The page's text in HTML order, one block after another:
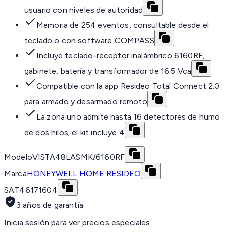
usuario con niveles de autoridad
Memoria de 254 eventos, consultable desde el
teclado o con software COMPASS
Incluye teclado-receptor inalámbrico 6160RF,
gabinete, batería y transformador de 16.5 Vca
Compatible con la app Resideo Total Connect 2.0
para armado y desarmado remoto
La zona uno admite hasta 16 detectores de humo
de dos hilos; el kit incluye 4
ModeloVISTA48LASMK/6160RF
MarcaHONEYWELL HOME RESIDEO
SAT46171604
3 años de garantía
Inicia sesión para ver precios especiales